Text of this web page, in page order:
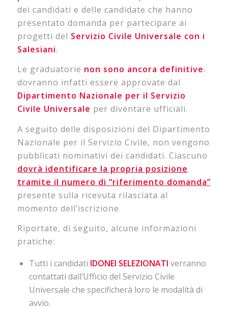
dei candidati e delle candidate che hanno
presentato domanda per partecipare ai
progetti del Servizio Civile Universale con i
Salesiani.
Le graduatorie non sono ancora definitive:
dovranno infatti essere approvate dal
Dipartimento Nazionale per il Servizio
Civile Universale per diventare ufficiali.
A seguito delle disposizioni del Dipartimento
Nazionale per il Servizio Civile, non vengono
pubblicati nominativi dei candidati. Ciascuno
dovrà identificare la propria posizione
tramite il numero di “riferimento domanda”
presente sulla ricevuta rilasciata al
momento dell’iscrizione.
Riportate, di seguito, alcune informazioni
pratiche:
Tutti i candidati IDONEI SELEZIONATI verranno
contattati dall’Ufficio del Servizio Civile
Universale che specificherà loro le modalità di
avvio.